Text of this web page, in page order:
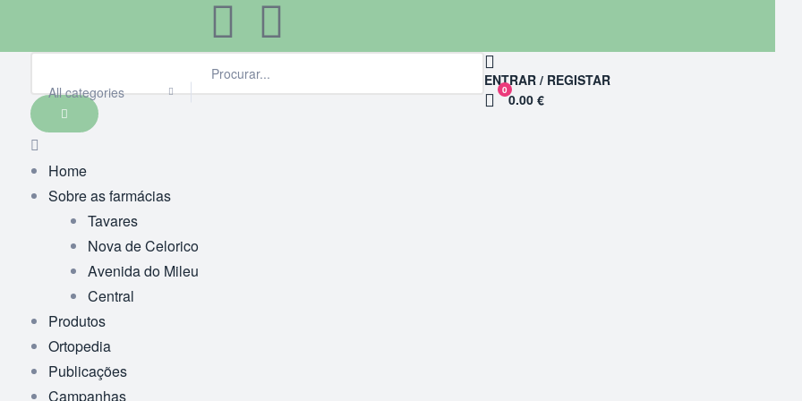
All categories
ENTRAR / REGISTAR
0
0.00 €
Home
Sobre as farmácias
Tavares
Nova de Celorico
Avenida do Mileu
Central
Produtos
Ortopedia
Publicações
Campanhas